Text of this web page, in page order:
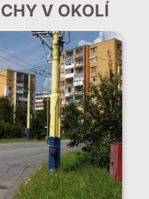
V OKOLÍ